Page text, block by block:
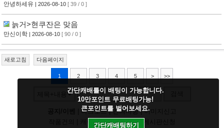
안녕하세유 | 2026-08-10 [ 39 / 0 ]
늙거>현쿠잔은 맞음
만신이학 | 2026-08-10 [ 90 / 0 ]
새로고침 다음페이지
1 2 3 4 5 > >>
다크모드|건의사항|이미지신고
캐릭건의|기타디비|
간단캐배틀이 배팅이 가능합니다.
10만포인트 무료배팅가능!
큰포인트를 벌어보세요.
간단캐배팅하기